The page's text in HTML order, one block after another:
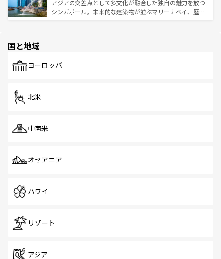
が待っている。親しみやすいタイの人々、仏教を中心とし
た文化、そして多様な観光資源が、訪れる旅人を魅了し続
ており、効率よく見どころを回れるのも魅力。息をのむよ
うな絶景から文化的な体験まで、香港を存分に楽しみ尽く
アジアの交差点として多文化が融合した独自の魅力を放つ
シンガポール。未来的な建築物が並ぶマリーナベイ、歴史
で、ホーカーズは地元の風情を楽しめる外せないスポット
国と地域
ヨーロッパ
北米
中南米
オセアニア
ハワイ
リゾート
アジア